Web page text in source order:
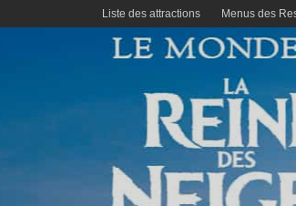
Liste des attractions Menus des